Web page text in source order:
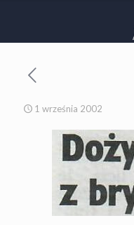
1 września 2002